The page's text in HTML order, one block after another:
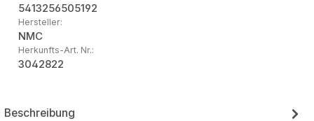
5413256505192
Hersteller:
NMC
Herkunfts-Art. Nr.:
3042822
Beschreibung